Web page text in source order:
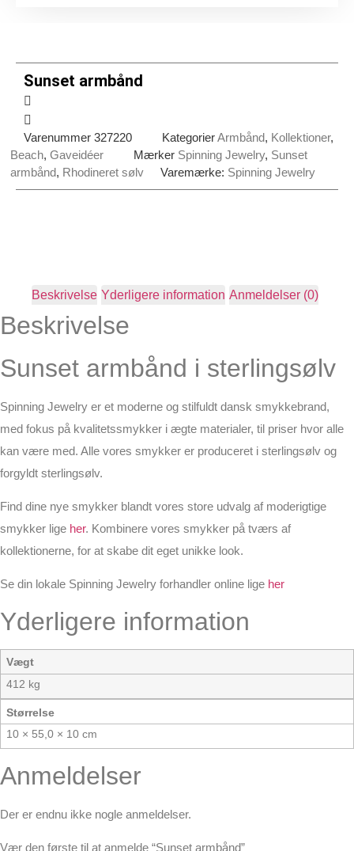
Sunset armbånd
Varenummer 327220 KategorierArmbånd, Kollektioner,
Beach, Gaveidéer Mærker Spinning Jewelry, Sunset
armbånd, Rhodineret sølv Varemærke: Spinning Jewelry
Beskrivelse Yderligere information Anmeldelser (0)
Beskrivelse
Sunset armbånd i sterlingsølv
Spinning Jewelry er et moderne og stilfuldt dansk smykkebrand,
med fokus på kvalitetssmykker i ægte materialer, til priser hvor alle
kan være med. Alle vores smykker er produceret i sterlingsølv og
forgyldt sterlingsølv.
Find dine nye smykker blandt vores store udvalg af moderigtige
smykker lige her. Kombinere vores smykker på tværs af
kollektionerne, for at skabe dit eget unikke look.
Se din lokale Spinning Jewelry forhandler online lige her
Yderligere information
Vægt
412 kg
Størrelse
10 × 55,0 × 10 cm
Anmeldelser
Der er endnu ikke nogle anmeldelser.
Vær den første til at anmelde “Sunset armbånd”